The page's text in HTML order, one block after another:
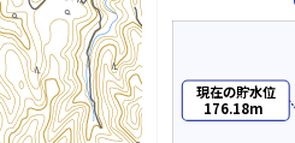
現在の貯水位
176.18m